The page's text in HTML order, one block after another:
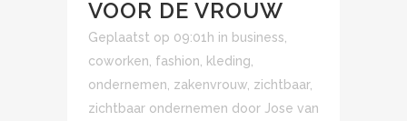
VOOR DE VROUW
Geplaatst op 09:01h in business
coworken fashion kleding
ondernemen zakenvrouw zichtbaar,
zichtbaar ondernemen door Jose van